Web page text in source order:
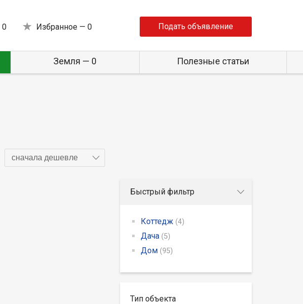
0 Избранное — 0 Подать объявление
Земля — 0 Полезные статьи
сначала дешевле
Быстрый фильтр
Коттедж (4)
Дача (5)
Дом (95)
Тип объекта